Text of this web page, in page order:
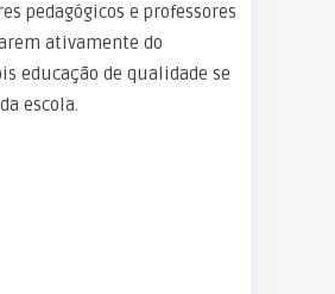
pedagógicos e professores
ativamente do
educação de qualidade se
escola.